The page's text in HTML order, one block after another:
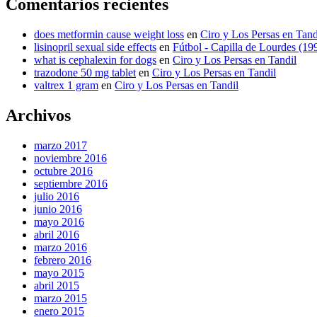
Comentarios recientes
does metformin cause weight loss en Ciro y Los Persas en
lisinopril sexual side effects en Fútbol - Capilla de Lourdes
what is cephalexin for dogs en Ciro y Los Persas en Tandil
trazodone 50 mg tablet en Ciro y Los Persas en Tandil
valtrex 1 gram en Ciro y Los Persas en Tandil
Archivos
marzo 2017
noviembre 2016
octubre 2016
septiembre 2016
julio 2016
junio 2016
mayo 2016
abril 2016
marzo 2016
febrero 2016
mayo 2015
abril 2015
marzo 2015
enero 2015